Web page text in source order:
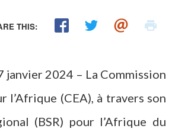
THIS:
janvier 2024 – La Commission
l’Afrique (CEA), à travers son
(BSR) pour l’Afrique du